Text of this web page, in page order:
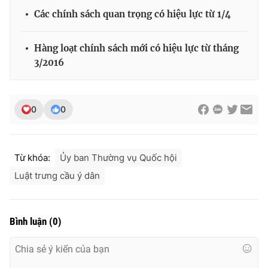
THỜI BÁO VTV
Theo dõi báo trên
Cơ quan chủ quản:
Thời báo VTV
Giấy phép hoạt động báo in và báo điện tử số 483/GP-BTTTT
Phó Tổng Biên tập:
Tổng đài VTV:
024.38 355 931 - 024.38 355 932
Các chính sách quan trọng có hiệu lực từ 1/4
Hàng loạt chính sách mới có hiệu lực từ tháng
3/2016
0 0
Từ khóa:
Ủy ban Thường vụ Quốc hội
Luật trưng cầu ý dân
Bình luận (0)